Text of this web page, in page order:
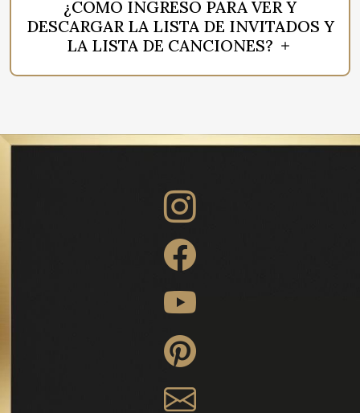
¿COMO INGRESO PARA VER Y
DESCARGAR LA LISTA DE INVITADOS Y
LA LISTA DE CANCIONES?